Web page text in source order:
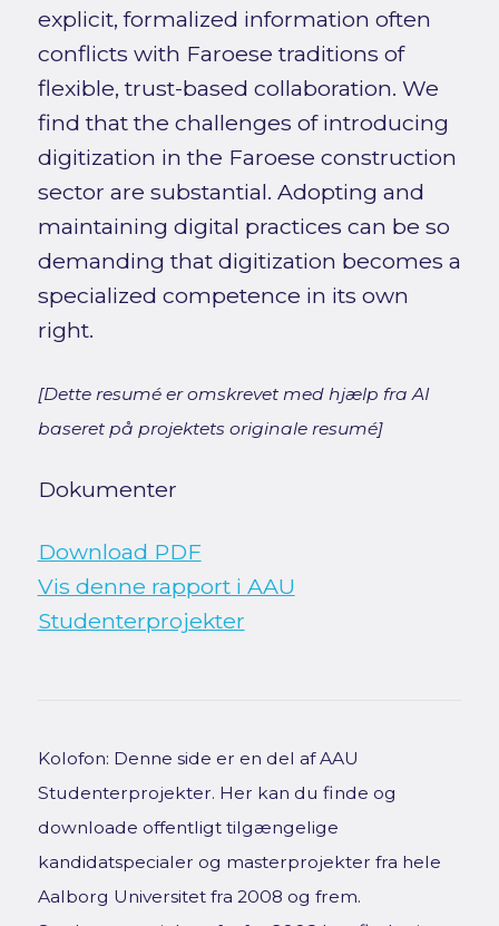
explicit, formalized information often
conflicts with Faroese traditions of
flexible, trust-based collaboration. We
find that the challenges of introducing
digitization in the Faroese construction
sector are substantial. Adopting and
maintaining digital practices can be so
demanding that digitization becomes a
specialized competence in its own
right.
[Dette resumé er omskrevet med hjælp fra AI
baseret på projektets originale resumé]
Dokumenter
Download PDF
Vis denne rapport i AAU
Studenterprojekter
Kolofon: Denne side er en del af AAU
Studenterprojekter. Her kan du finde og
downloade offentligt tilgængelige
kandidatspecialer og masterprojekter fra hele
Aalborg Universitet fra 2008 og frem.